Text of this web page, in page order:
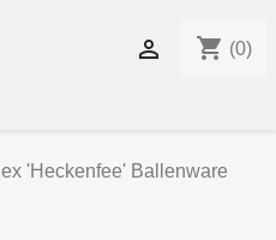
shopping_cart (0)

Ilex 'Heckenfee' Ballenware